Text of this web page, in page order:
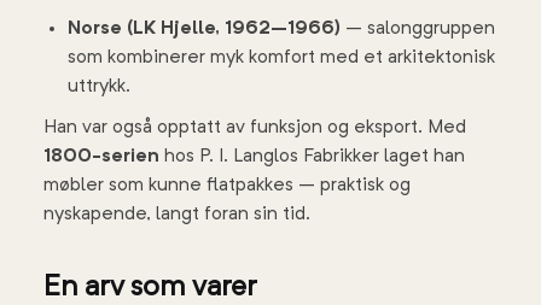
Norse (LK Hjelle, 1962–1966) – salonggruppen
som kombinerer myk komfort med et arkitektonisk
uttrykk.
Han var også opptatt av funksjon og eksport. Med
1800-serien hos P. I. Langlos Fabrikker laget han
møbler som kunne flatpakkes – praktisk og
nyskapende, langt foran sin tid.
En arv som varer